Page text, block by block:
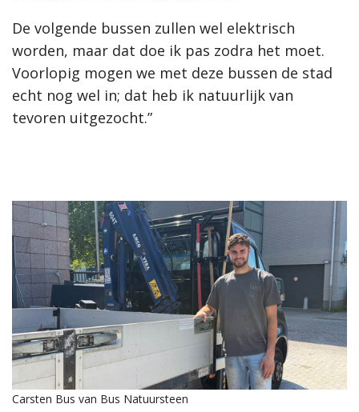
De volgende bussen zullen wel elektrisch
worden, maar dat doe ik pas zodra het moet.
Voorlopig mogen we met deze bussen de stad
echt nog wel in; dat heb ik natuurlijk van
tevoren uitgezocht.”
Carsten Bus van Bus Natuursteen